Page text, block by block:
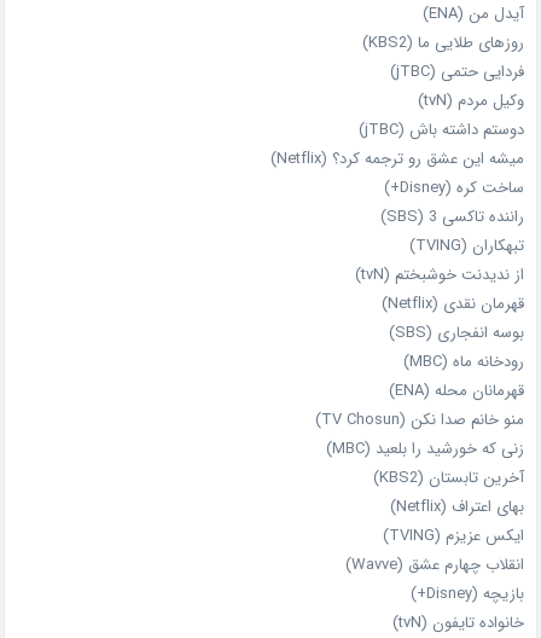
آیدل من (ENA)
روزهای طلایی ما (KBS2)
فردایی حتمی (jTBC)
وکیل مردم (tvN)
دوستم داشته باش (jTBC)
میشه این عشق رو ترجمه کرد؟ (Netflix)
ساخت کره (Disney+)
راننده تاکسی 3 (SBS)
تبهکاران (TVING)
از ندیدنت خوشبختم (tvN)
قهرمان نقدی (Netflix)
بوسه انفجاری (SBS)
رودخانه ماه (MBC)
قهرمانان محله (ENA)
منو خانم صدا نکن (TV Chosun)
زنی که خورشید را بلعید (MBC)
آخرین تابستان (KBS2)
بهای اعتراف (Netflix)
ایکس عزیزم (TVING)
انقلاب چهارم عشق (Wavve)
بازیچه (Disney+)
خانواده تایفون (tvN)